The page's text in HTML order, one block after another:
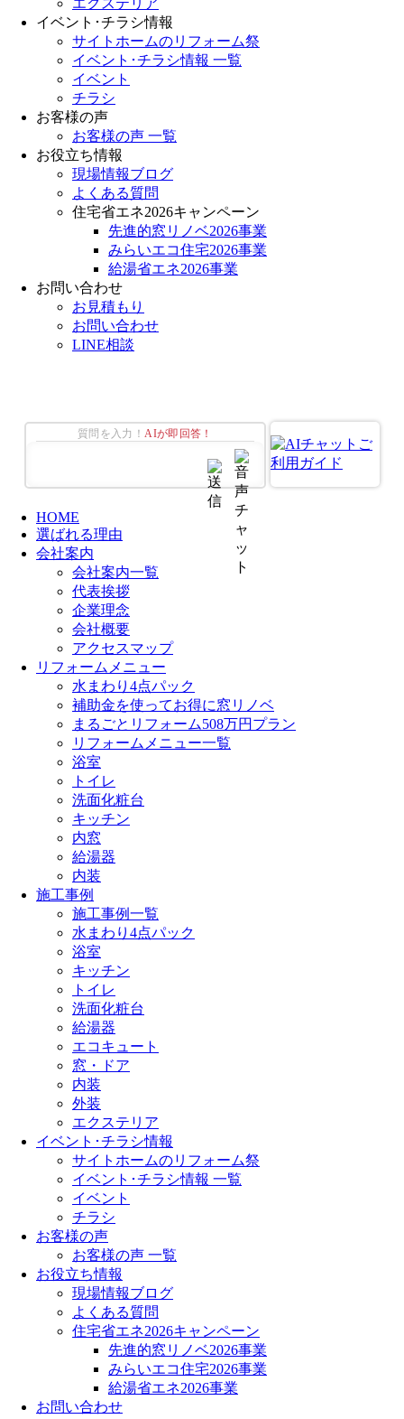
エクステリア
イベント･チラシ情報
サイトホームのリフォーム祭
イベント･チラシ情報 一覧
イベント
チラシ
お客様の声
お客様の声 一覧
お役立ち情報
現場情報ブログ
よくある質問
住宅省エネ2026キャンペーン
先進的窓リノベ2026事業
みらいエコ住宅2026事業
給湯省エネ2026事業
お問い合わせ
お見積もり
お問い合わせ
LINE相談
質問を入力！AIが即回答！
HOME
選ばれる理由
会社案内
会社案内一覧
代表挨拶
企業理念
会社概要
アクセスマップ
リフォームメニュー
水まわり4点パック
補助金を使ってお得に窓リノベ
まるごとリフォーム508万円プラン
リフォームメニュー一覧
浴室
トイレ
洗面化粧台
キッチン
内窓
給湯器
内装
施工事例
施工事例一覧
水まわり4点パック
浴室
キッチン
トイレ
洗面化粧台
給湯器
エコキュート
窓・ドア
内装
外装
エクステリア
イベント･チラシ情報
サイトホームのリフォーム祭
イベント･チラシ情報 一覧
イベント
チラシ
お客様の声
お客様の声 一覧
お役立ち情報
現場情報ブログ
よくある質問
住宅省エネ2026キャンペーン
先進的窓リノベ2026事業
みらいエコ住宅2026事業
給湯省エネ2026事業
お問い合わせ